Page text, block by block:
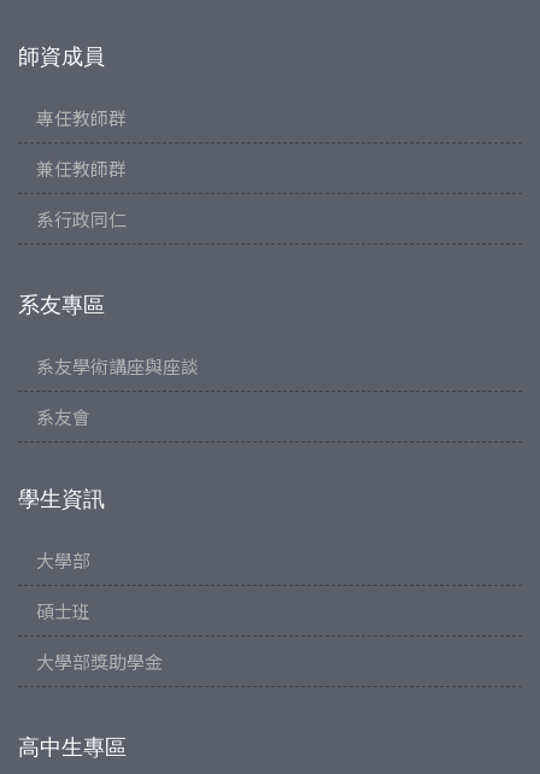
師資成員
專任教師群
兼任教師群
系行政同仁
系友專區
系友學術講座與座談
系友會
學生資訊
大學部
碩士班
大學部獎助學金
高中生專區